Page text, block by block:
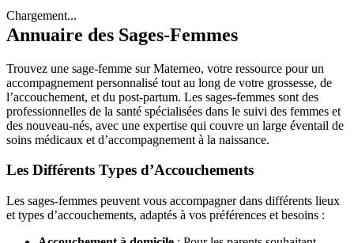
Chargement...
Annuaire des Sages-Femmes
Trouvez une sage-femme sur Materneo, votre ressource pour un
accompagnement personnalisé tout au long de votre grossesse, de
l’accouchement, et du post-partum. Les sages-femmes sont des
professionnelles de la santé spécialisées dans le suivi des femmes et
des nouveau-nés, avec une expertise qui couvre un large éventail de
soins médicaux et d’accompagnement à la naissance.
Les Différents Types d’Accouchements
Les sages-femmes peuvent vous accompagner dans différents lieux
et types d’accouchements, adaptés à vos préférences et besoins :